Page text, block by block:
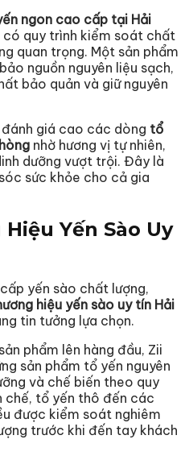
ngon cao cấp tại Hải
có quy trình kiểm soát chất
quan trọng. Một sản phẩm
nguồn nguyên liệu sạch,
bảo quản và giữ nguyên
đánh giá cao các dòng tổ
nhờ hương vị tự nhiên,
dưỡng vượt trội. Đây là
sức khỏe cho cả gia
Yến Sào Uy
yến sào chất lượng,
hiệu yến sào uy tín Hải
tin tưởng lựa chọn.
phẩm lên hàng đầu, Zii
sản phẩm tổ yến nguyên
và chế biến theo quy
chế, tổ yến thô đến các
được kiểm soát nghiêm
trước khi đến tay khách